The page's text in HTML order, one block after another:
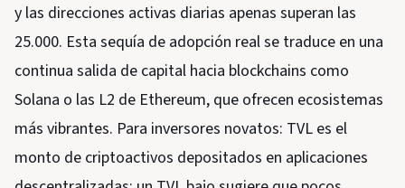
y las direcciones activas diarias apenas superan las
25.000. Esta sequía de adopción real se traduce en una
continua salida de capital hacia blockchains como
Solana o las L2 de Ethereum, que ofrecen ecosistemas
más vibrantes. Para inversores novatos: TVL es el
monto de criptoactivos depositados en aplicaciones